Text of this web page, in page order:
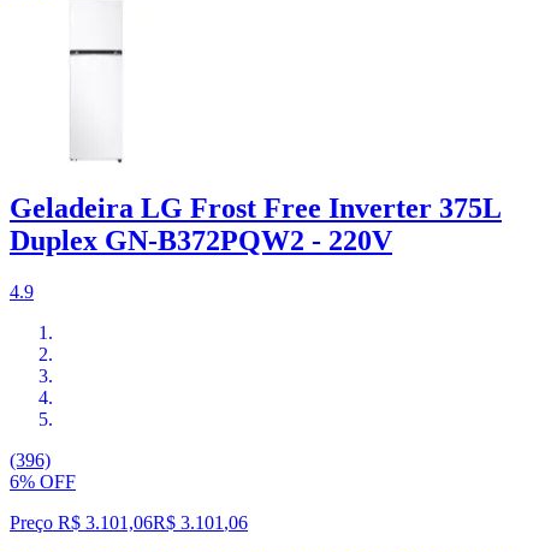
Geladeira LG Frost Free Inverter 375L
Duplex GN-B372PQW2 - 220V
4.9
(396)
6% OFF
Preço R$ 3.101,06R$ 3.101 ,06